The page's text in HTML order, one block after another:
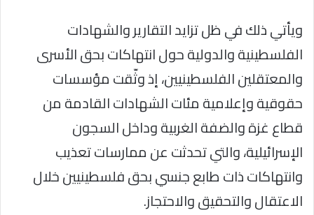
ويأتي ذلك في ظل تزايد التقارير والشهادات
الفلسطينية والدولية حول انتهاكات بحق الأسرى
والمعتقلين الفلسطينيين، إذ وثّقت مؤسسات
حقوقية وإعلامية مئات الشهادات القادمة من
قطاع غزة والضفة الغربية وداخل السجون
الإسرائيلية، والتي تحدثت عن ممارسات تعذيب
وانتهاكات ذات طابع جنسي بحق فلسطينيين خلال
الاعتقال والتحقيق والاحتجاز.